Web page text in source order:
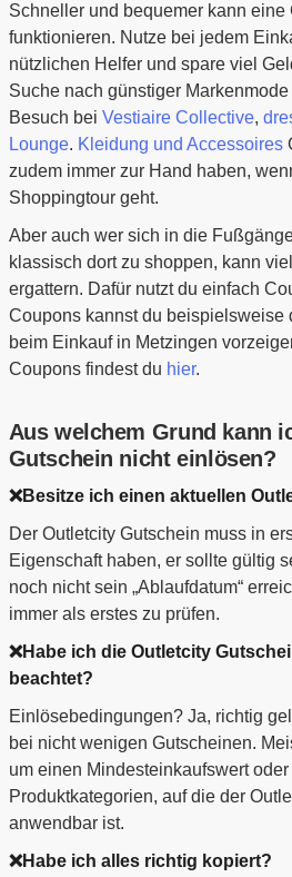
Schneller und bequemer kann
funktionieren. Nutze bei jedem
nützlichen Helfer und spare viel
Suche nach günstiger
Besuch bei Vestiaire Collective,
Lounge. Kleidung und Accessoires
zudem immer zur Hand haben,
Shoppingtour geht.
Aber auch wer sich in die
klassisch dort zu shoppen, kann
ergattern. Dafür nutzt du einfach
Coupons kannst du beispielsweise
beim Einkauf in Metzingen
Coupons findest du hier.
Aus welchem Grund kann
Gutschein nicht einlösen?
❌Besitze ich einen aktuellen
Der Outletcity Gutschein muss in
Eigenschaft haben, er sollte gültig
noch nicht sein „Ablaufdatum“
immer als erstes zu prüfen.
❌Habe ich die Outletcity
beachtet?
Einlösebedingungen? Ja, richtig
bei nicht wenigen Gutscheinen.
um einen Mindesteinkaufswert
Produktkategorien, auf die der
anwendbar ist.
❌Habe ich alles richtig kopiert?